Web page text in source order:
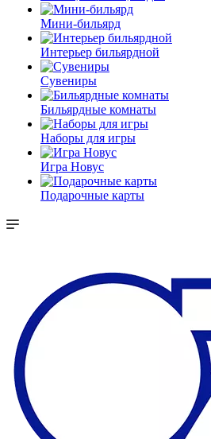
Мини-бильярд
Интерьер бильярдной
Сувениры
Бильярдные комнаты
Наборы для игры
Игра Новус
Подарочные карты